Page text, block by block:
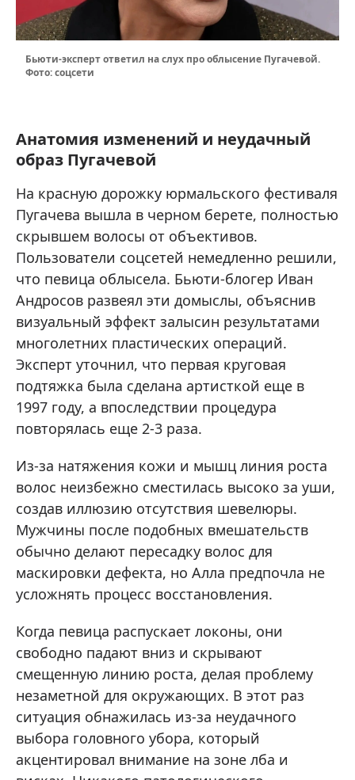
Бьюти-эксперт ответил на слух про облысение Пугачевой.
Фото: соцсети
Анатомия изменений и неудачный
образ Пугачевой
На красную дорожку юрмальского фестиваля
Пугачева вышла в черном берете, полностью
скрывшем волосы от объективов.
Пользователи соцсетей немедленно решили,
что певица облысела. Бьюти-блогер Иван
Андросов развеял эти домыслы, объяснив
визуальный эффект залысин результатами
многолетних пластических операций.
Эксперт уточнил, что первая круговая
подтяжка была сделана артисткой еще в
1997 году, а впоследствии процедура
повторялась еще 2-3 раза.
Из-за натяжения кожи и мышц линия роста
волос неизбежно сместилась высоко за уши,
создав иллюзию отсутствия шевелюры.
Мужчины после подобных вмешательств
обычно делают пересадку волос для
маскировки дефекта, но Алла предпочла не
усложнять процесс восстановления.
Когда певица распускает локоны, они
свободно падают вниз и скрывают
смещенную линию роста, делая проблему
незаметной для окружающих. В этот раз
ситуация обнажилась из-за неудачного
выбора головного убора, который
акцентировал внимание на зоне лба и